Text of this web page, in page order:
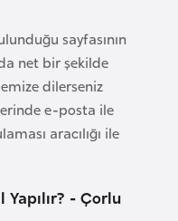
sayfasının
net bir şekilde
dilerseniz
e-posta ile
aracılığı ile
Yapılır? - Çorlu